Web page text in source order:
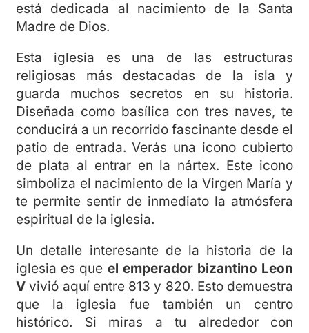
está dedicada al nacimiento de la Santa
Madre de Dios.
Esta iglesia es una de las estructuras
religiosas más destacadas de la isla y
guarda muchos secretos en su historia.
Diseñada como basílica con tres naves, te
conducirá a un recorrido fascinante desde el
patio de entrada. Verás una icono cubierto
de plata al entrar en la nártex. Este icono
simboliza el nacimiento de la Virgen María y
te permite sentir de inmediato la atmósfera
espiritual de la iglesia.
Un detalle interesante de la historia de la
iglesia es que el emperador bizantino Leon
V vivió aquí entre 813 y 820. Esto demuestra
que la iglesia fue también un centro
histórico. Si miras a tu alrededor con